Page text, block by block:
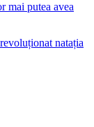
mai putea avea
natația